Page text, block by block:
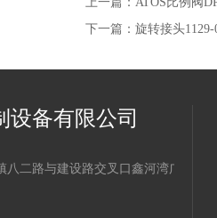
下一篇： 旋转接头
设备有限公司
二路与建设路交叉口鑫河湾广场